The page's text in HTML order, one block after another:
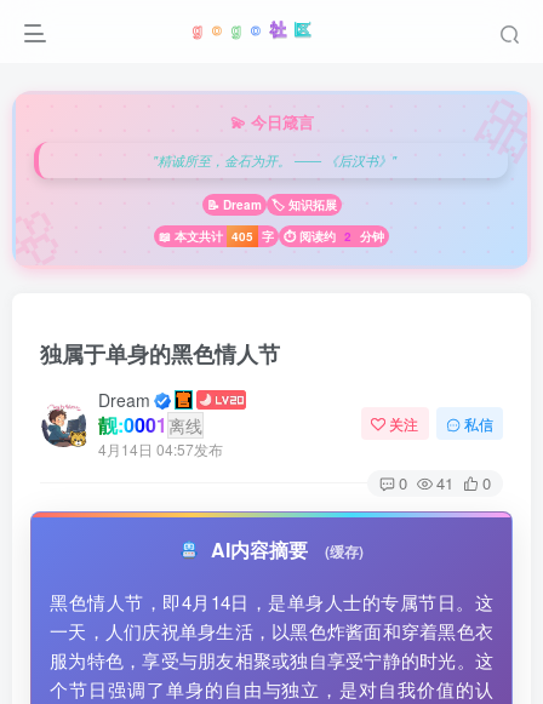
💫 今日箴言
"精诚所至，金石为开。 —— 《后汉书》"
📝 Dream
🏷️ 知识拓展
📖 本文共计 405 字 ⏱️ 阅读约 2 分钟
独属于单身的黑色情人节
Dream
靓:0001 离线
4月14日 04:57发布
关注 私信
0 41 0
AI内容摘要 (缓存)
黑色情人节，即4月14日，是单身人士的专属节日。这
一天，人们庆祝单身生活，以黑色炸酱面和穿着黑色衣
服为特色，享受与朋友相聚或独自享受宁静的时光。这
个节日强调了单身的自由与独立，是对自我价值的认